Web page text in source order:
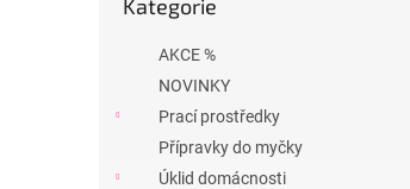
kategorie
Kategorie
AKCE %
NOVINKY
Prací prostředky
Přípravky do myčky
Úklid domácnosti